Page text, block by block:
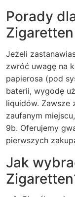
Porady
Jeżeli
zwróć uwagę na
papierosa (pod
baterii, wygodę
liquidów. Zawsze
zaufanym
9b. Oferujemy
pierwszych
Jak